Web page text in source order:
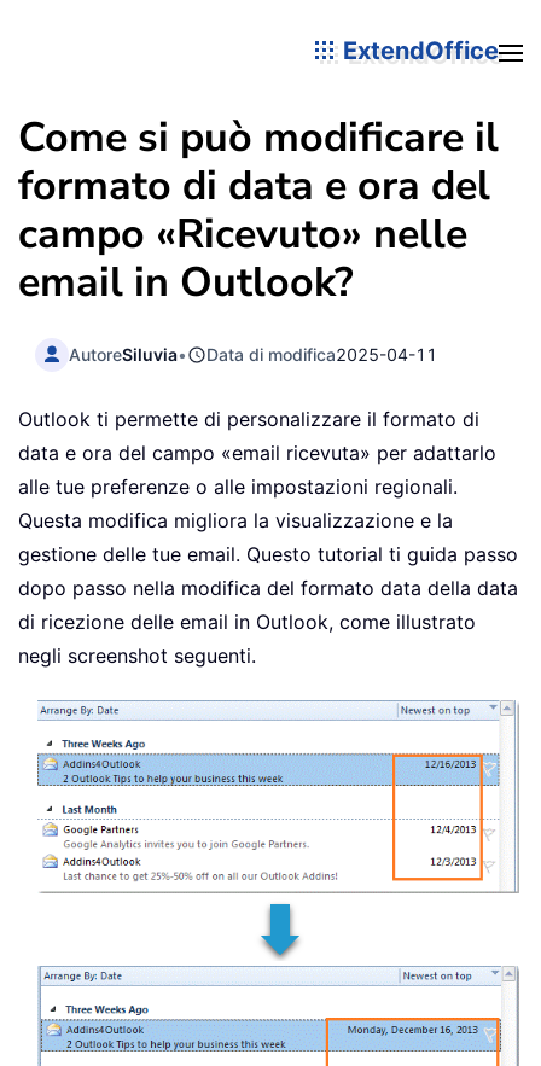
ExtendOffice
Come si può modificare il
formato di data e ora del
campo «Ricevuto» nelle
email in Outlook?
AutoreSiluvia• Data di modifica2025-04-11
Outlook ti permette di personalizzare il formato di
data e ora del campo «email ricevuta» per adattarlo
alle tue preferenze o alle impostazioni regionali.
Questa modifica migliora la visualizzazione e la
gestione delle tue email. Questo tutorial ti guida passo
dopo passo nella modifica del formato data della data
di ricezione delle email in Outlook, come illustrato
negli screenshot seguenti.